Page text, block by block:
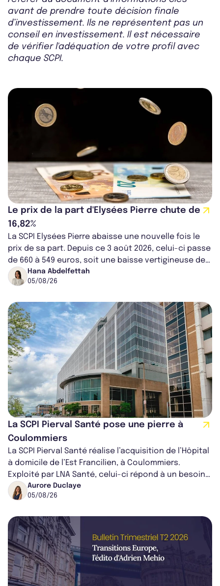
avant de prendre toute décision finale
d’investissement. Ils ne représentent pas un
conseil en investissement. Il est nécessaire
de vérifier l'adéquation de votre profil avec
chaque SCPI.
Le prix de la part d'Elysées Pierre chute de
16,82%
La SCPI Elysées Pierre abaisse une nouvelle fois le
prix de sa part. Depuis ce 3 août 2026, celui-ci passe
de 660 à 549 euros, soit une baisse vertigineuse de
16,82%. Cette nouvell...
Hana Abdelfettah
05/08/26
La SCPI Pierval Santé pose une pierre à
Coulommiers
La SCPI Pierval Santé réalise l’acquisition de l’Hôpital
à domicile de l’Est Francilien, à Coulommiers.
Exploité par LNA Santé, celui-ci répond à un besoin
médical croissant, qui s...
Aurore Duclaye
05/08/26